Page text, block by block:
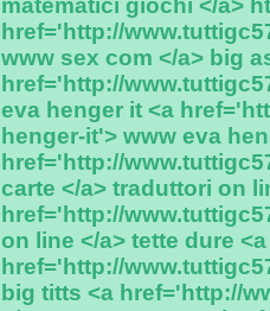
matematici giochi </a>
href='http://
www sex com </a> big
href='http://
eva henger it <a
henger-it'> www eva
href='http://
carte </a> traduttori on
href='http://
on line </a> tette dure <a
href='http://
big titts <a href='http://